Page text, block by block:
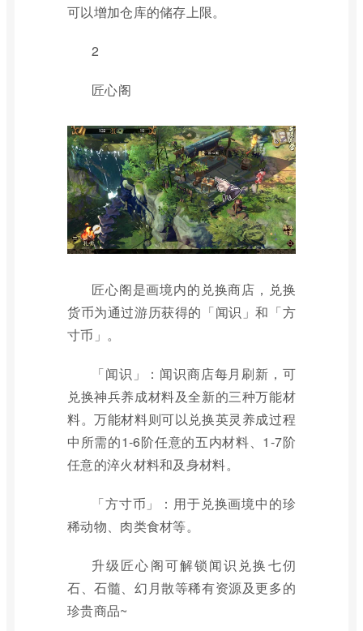
可以增加仓库的储存上限。
2
匠心阁
匠心阁是画境内的兑换商店，兑换
货币为通过游历获得的「闻识」和「方
寸币」。
「闻识」：闻识商店每月刷新，可
兑换神兵养成材料及全新的三种万能材
料。万能材料则可以兑换英灵养成过程
中所需的1-6阶任意的五内材料、1-7阶
任意的淬火材料和及身材料。
「方寸币」：用于兑换画境中的珍
稀动物、肉类食材等。
升级匠心阁可解锁闻识兑换七仞
石、石髓、幻月散等稀有资源及更多的
珍贵商品~